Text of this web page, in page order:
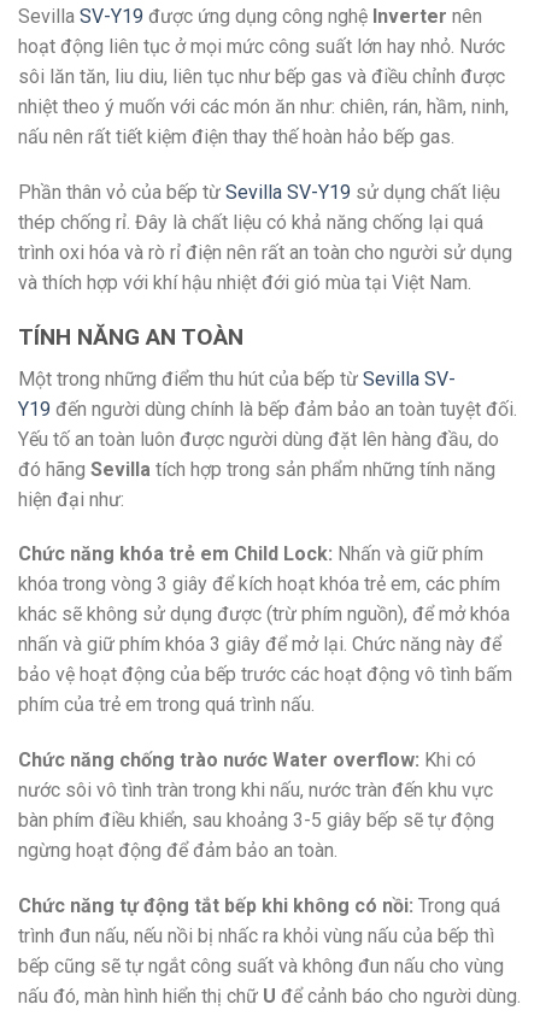
Sevilla SV-Y19 được ứng dụng công nghệ Inverter nên
hoạt động liên tục ở mọi mức công suất lớn hay nhỏ. Nước
sôi lăn tăn, liu diu, liên tục như bếp gas và điều chỉnh được
nhiệt theo ý muốn với các món ăn như: chiên, rán, hầm, ninh,
nấu nên rất tiết kiệm điện thay thế hoàn hảo bếp gas.
Phần thân vỏ của bếp từ Sevilla SV-Y19 sử dụng chất liệu
thép chống rỉ. Đây là chất liệu có khả năng chống lại quá
trình oxi hóa và rò rỉ điện nên rất an toàn cho người sử dụng
và thích hợp với khí hậu nhiệt đới gió mùa tại Việt Nam.
TÍNH NĂNG AN TOÀN
Một trong những điểm thu hút của bếp từ Sevilla SV-
Y19 đến người dùng chính là bếp đảm bảo an toàn tuyệt đối.
Yếu tố an toàn luôn được người dùng đặt lên hàng đầu, do
đó hãng Sevilla tích hợp trong sản phẩm những tính năng
hiện đại như:
Chức năng khóa trẻ em Child Lock: Nhấn và giữ phím
khóa trong vòng 3 giây để kích hoạt khóa trẻ em, các phím
khác sẽ không sử dụng được (trừ phím nguồn), để mở khóa
nhấn và giữ phím khóa 3 giây để mở lại. Chức năng này để
bảo vệ hoạt động của bếp trước các hoạt động vô tình bấm
phím của trẻ em trong quá trình nấu.
Chức năng chống trào nước Water overflow: Khi có
nước sôi vô tình tràn trong khi nấu, nước tràn đến khu vực
bàn phím điều khiển, sau khoảng 3-5 giây bếp sẽ tự động
ngừng hoạt động để đảm bảo an toàn.
Chức năng tự động tắt bếp khi không có nồi: Trong quá
trình đun nấu, nếu nồi bị nhấc ra khỏi vùng nấu của bếp thì
bếp cũng sẽ tự ngắt công suất và không đun nấu cho vùng
nấu đó, màn hình hiển thị chữ U để cảnh báo cho người dùng.